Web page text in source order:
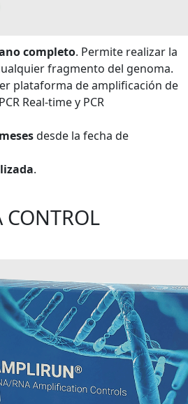
completo. Permite realizar la
fragmento del genoma.
plataforma de amplificación de
Real-time y PCR
desde la fecha de
.